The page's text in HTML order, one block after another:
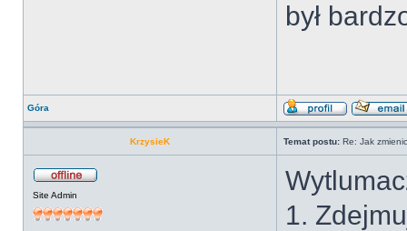
był
Góra
KrzysieK Temat postu: Re: Jak
Site Admin
1.